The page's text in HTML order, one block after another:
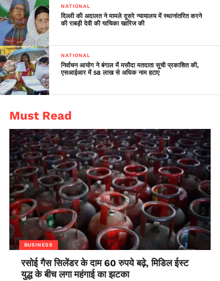
NATIONAL
दिल्ली की अदालत ने मामले दूसरे न्यायालय में स्थानांतरित करने
की राबड़ी देवी की याचिका खारिज की
NATIONAL
निर्वाचन आयोग ने बंगाल में मसौदा मतदाता सूची प्रकाशित की,
एसआईआर में 58 लाख से अधिक नाम हटाए
Must Read
BUSINESS
रसोई गैस सिलेंडर के दाम 60 रुपये बढ़े, मिडिल ईस्ट
युद्ध के बीच लगा महंगाई का झटका